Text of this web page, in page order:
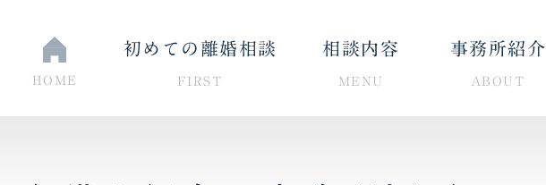
HOME
初めての離婚相談
FIRST
相談内容
MENU
事務所紹介
ABOUT